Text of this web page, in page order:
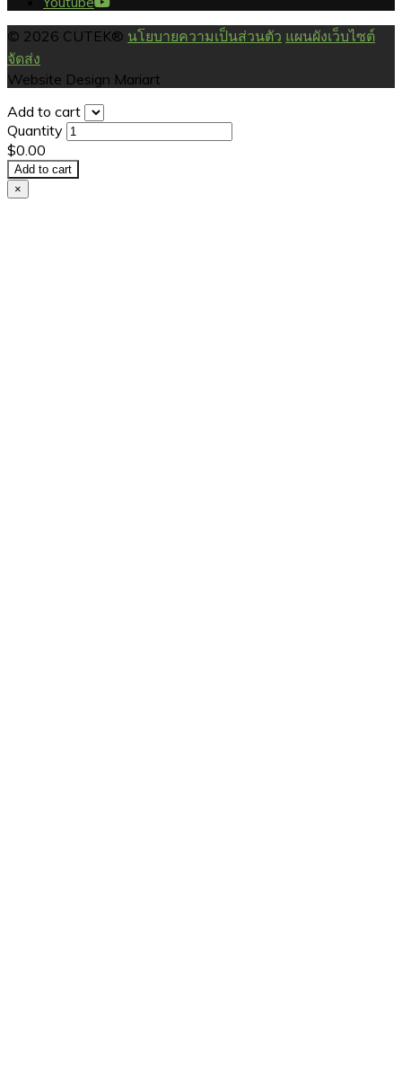
© 2026 CUTEK® นโยบายความเป็นส่วนตัว แผนผังเว็บไซต์
จัดส่ง
Website Design Mariart
Add to cart
Quantity
$0.00
Add to cart
×